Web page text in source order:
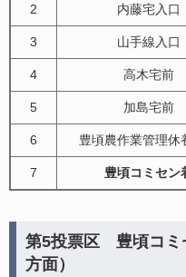
2 内藤宅入口
3 山手線入口
4 高木宅前
5 加島宅前
6 豊頃農作業管理休
7 豊頃コミセン
第5投票区 豊頃コミ
方面）